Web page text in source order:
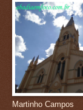
Martinho Campos